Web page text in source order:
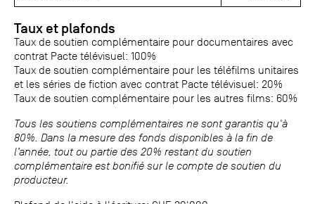
Taux et plafonds
Taux de soutien complémentaire pour documentaires avec
contrat Pacte télévisuel: 100%
Taux de soutien complémentaire pour les téléfilms unitaires
et les séries de fiction avec contrat Pacte télévisuel: 20%
Taux de soutien complémentaire pour les autres films: 60%
Tous les soutiens complémentaires ne sont garantis qu'à
80%. Dans la mesure des fonds disponibles à la fin de
l’année, tout ou partie des 20% restant du soutien
complémentaire est bonifié sur le compte de soutien du
producteur.